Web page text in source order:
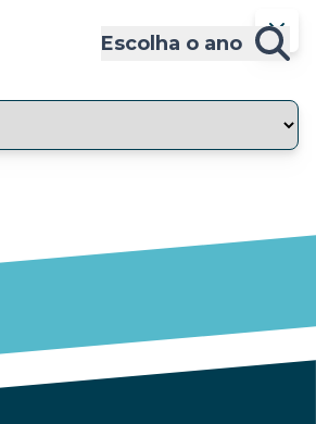
Escolha o ano